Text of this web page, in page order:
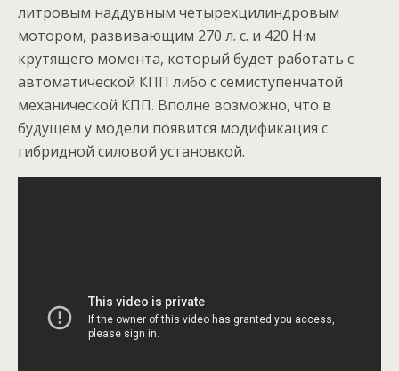
литровым наддувным четырехцилиндровым
мотором, развивающим 270 л. с. и 420 Н·м
крутящего момента, который будет работать с
автоматической КПП либо с семиступенчатой
механической КПП. Вполне возможно, что в
будущем у модели появится модификация с
гибридной силовой установкой.